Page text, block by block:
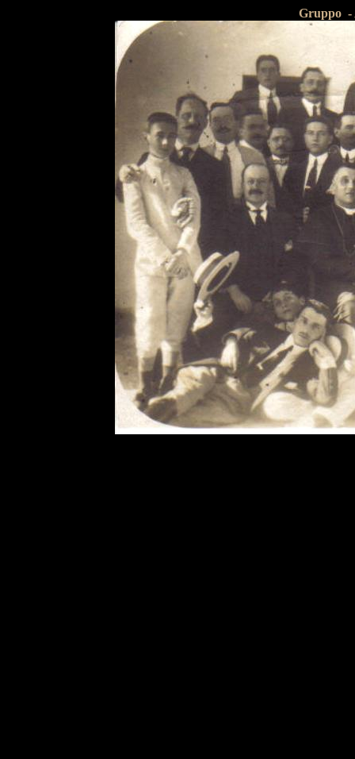
Gruppo -